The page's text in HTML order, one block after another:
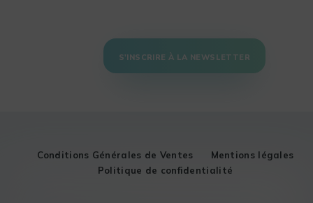
S'INSCRIRE À LA NEWSLETTER
Conditions Générales de Ventes
Mentions légales
Politique de confidentialité